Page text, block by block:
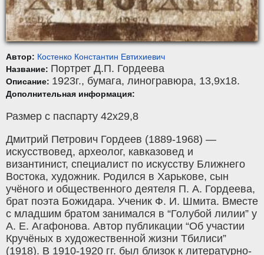
Автор: Костенко Константин Евтихиевич
Название: Портрет Д.П. Гордеева
Описание: 1923г., бумага, линогравюра, 13,9x18.
Дополнительная информация:
Размер с паспарту 42х29,8
Дмитрий Петрович Гордеев (1889-1968) —
искусствовед, археолог, кавказовед и
византинист, специалист по искусству Ближнего
Востока, художник. Родился в Харькове, сын
учёного и общественного деятеля П. А. Гордеева,
брат поэта Божидара. Ученик Ф. И. Шмита. Вместе
с младшим братом занимался в “Голубой лилии” у
А. Е. Агафонова. Автор публикации “Об участии
Кручёных в художественной жизни Тбилиси”
(1918). В 1910-1920 гг. был близок к литературно-